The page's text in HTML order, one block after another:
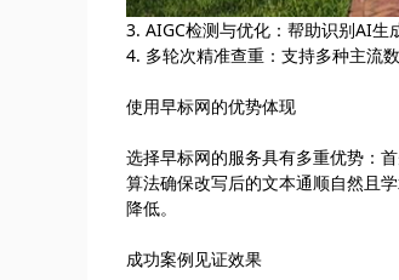
3. AIGC检测与优化：帮助识别AI生
4. 多轮次精准查重：支持多种主流
使用早标网的优势体现
选择早标网的服务具有多重优势：
算法确保改写后的文本通顺自然且
降低。
成功案例见证效果